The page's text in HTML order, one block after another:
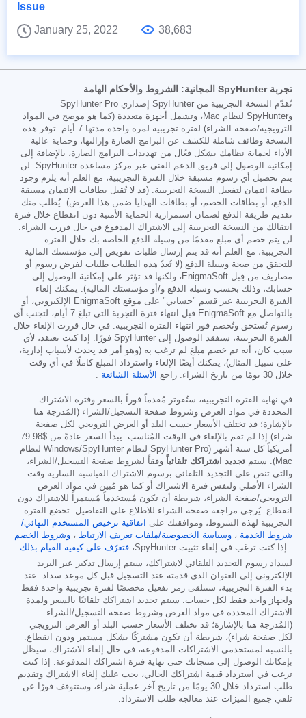
Issue
January 25, 2022
38,683
تجربة SpyHunter المجانية: الشروط والأحكام الهامة
تُقدّم النسخة التجريبية من SpyHunter إصداري SpyHunter Pro
وSpyHunter لنظام Mac، وتشمل أجهزة متعددة (كما هو موضح في المواد
الترويجية/صفحة الشراء) لفترة تجريبية لمرة واحدة مدتها 7 أيام. توفر هذه
النسخة وظائف شاملة للكشف عن البرامج الضارة وإزالتها، وحماية عالية
الأداء لحماية نظامك بشكل فعّال من تهديدات البرامج الضارة، بالإضافة إلى
إمكانية الوصول إلى فريق الدعم الفني عبر مركز مساعدة SpyHunter. لن
يتم تحصيل أي رسوم مسبقة خلال الفترة التجريبية، مع العلم أنه يلزم وجود
بطاقة ائتمان لتفعيل النسخة التجريبية. (قد لا تُقبل بطاقات الائتمان مسبقة
الدفع، أو بطاقات الخصم، أو بطاقات الهدايا ضمن هذا العرض). يُطلب منك
تقديم طريقة الدفع لضمان استمرارية الحماية الأمنية دون انقطاع خلال فترة
انتقالك من النسخة التجريبية إلى الاشتراك المدفوع في حال قررت الشراء.
لن يتم خصم أي مبلغ مقدمًا من وسيلة الدفع الخاصة بك خلال الفترة
التجريبية، مع العلم أنه قد يتم إرسال طلبات تفويض إلى مؤسستك المالية
للتحقق من صحة وسيلة الدفع (لا تُعدّ هذه الطلبات طلبات لفرض رسوم أو
مصاريف من قِبل EnigmaSoft، ولكنها قد تؤثر على إمكانية الوصول إلى
حسابك، وذلك بحسب وسيلة الدفع و/أو مؤسستك المالية). يمكنك إلغاء
الفترة التجريبية عبر قسم "حسابي" على موقع EnigmaSoft الإلكتروني، أو
بالتواصل مع EnigmaSoft قبل انتهاء فترة التجربة التي تبلغ 7 أيام، لتجنب أي
رسوم تُستحق وتُخصم فور انتهاء الفترة التجريبية. في حال قررت الإلغاء خلال
الفترة التجريبية، ستفقد الوصول إلى SpyHunter فورًا. إذا كنت تعتقد، لأي
سبب كان، أنه تم خصم مبلغ لم ترغب به (وهو أمر قد يحدث لأسباب إدارية،
على سبيل المثال)، يمكنك أيضًا الإلغاء واسترداد المبلغ كاملًا في أي وقت
خلال 30 يومًا من تاريخ الشراء. راجع
الأسئلة الشائعة .
في نهاية الفترة التجريبية، ستُفوتر مُقدماً فوراً بالسعر وفترة الاشتراك
المحددة في مواد العرض وشروط صفحة التسجيل/الشراء (المُدرجة هنا
بالإشارة؛ قد تختلف الأسعار حسب البلد أو العرض الترويجي لكل صفحة
شراء) إذا لم تقم بالإلغاء في الوقت المُناسب. يبدأ السعر عادةً من $79.98
أمريكياً كل ستة أشهر (SpyHunter Pro لنظام Windows/SpyHunter لنظام
Mac). سيتم
تجديد اشتراكك تلقائياً وفقاً لشروط صفحة التسجيل/الشراء،
والتي تنص على التجديد التلقائي برسوم الاشتراك القياسية السارية وقت
الشراء الأصلي ولنفس فترة الاشتراك أو كما هو مُبين في مواد العرض
الترويجي/صفحة الشراء، شريطة أن تكون مُستخدماً مُستمراً للاشتراك دون
انقطاع. يُرجى مراجعة صفحة الشراء للاطلاع على التفاصيل. تخضع الفترة
التجريبية لهذه الشروط، وموافقتك على
اتفاقية ترخيص المستخدم النهائي/
شروط الخدمة ، وسياسة الخصوصية/ملفات تعريف الارتباط ، وشروط الخصم
. إذا كنت ترغب في إلغاء تثبيت SpyHunter،
فتعرّف على كيفية القيام بذلك .
لسداد رسوم التجديد التلقائي لاشتراكك، سيتم إرسال تذكير عبر البريد
الإلكتروني إلى العنوان الذي قدمته عند التسجيل قبل كل موعد سداد. عند
بدء الفترة التجريبية، ستتلقى رمز تفعيل مخصصًا لفترة تجريبية واحدة فقط
ولجهاز واحد فقط لكل حساب. سيتم تجديد اشتراكك تلقائيًا بالسعر ولمدة
الاشتراك المحددة في مواد العرض وشروط صفحة التسجيل/الشراء
(المُدرجة هنا بالإشارة؛ قد تختلف الأسعار حسب البلد أو العرض الترويجي
لكل صفحة شراء)، شريطة أن تكون مشتركًا بشكل مستمر ودون انقطاع.
بالنسبة لمستخدمي الاشتراكات المدفوعة، في حال إلغاء الاشتراك، سيظل
بإمكانك الوصول إلى منتجاتك حتى نهاية فترة اشتراكك المدفوعة. إذا كنت
ترغب في استرداد قيمة اشتراكك الحالي، يجب عليك إلغاء الاشتراك وتقديم
طلب استرداد خلال 30 يومًا من تاريخ آخر عملية شراء، وستتوقف فورًا عن
تلقي جميع الميزات عند معالجة طلب الاسترداد.